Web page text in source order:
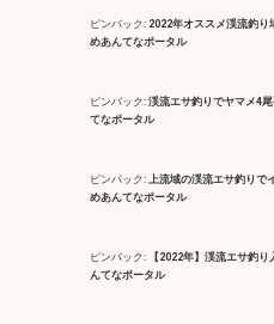
ピンバック: 2022年オススメ渓流釣り
めあんてなポータル
ピンバック: 渓流エサ釣りでヤマメ4
てなポータル
ピンバック: 上流域の渓流エサ釣りで
めあんてなポータル
ピンバック:
【2022年】渓流エサ釣
んてなポータル